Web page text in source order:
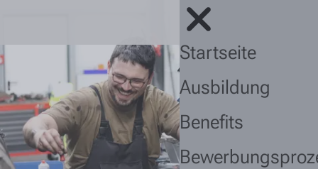
Startseite
Ausbildung
Benefits